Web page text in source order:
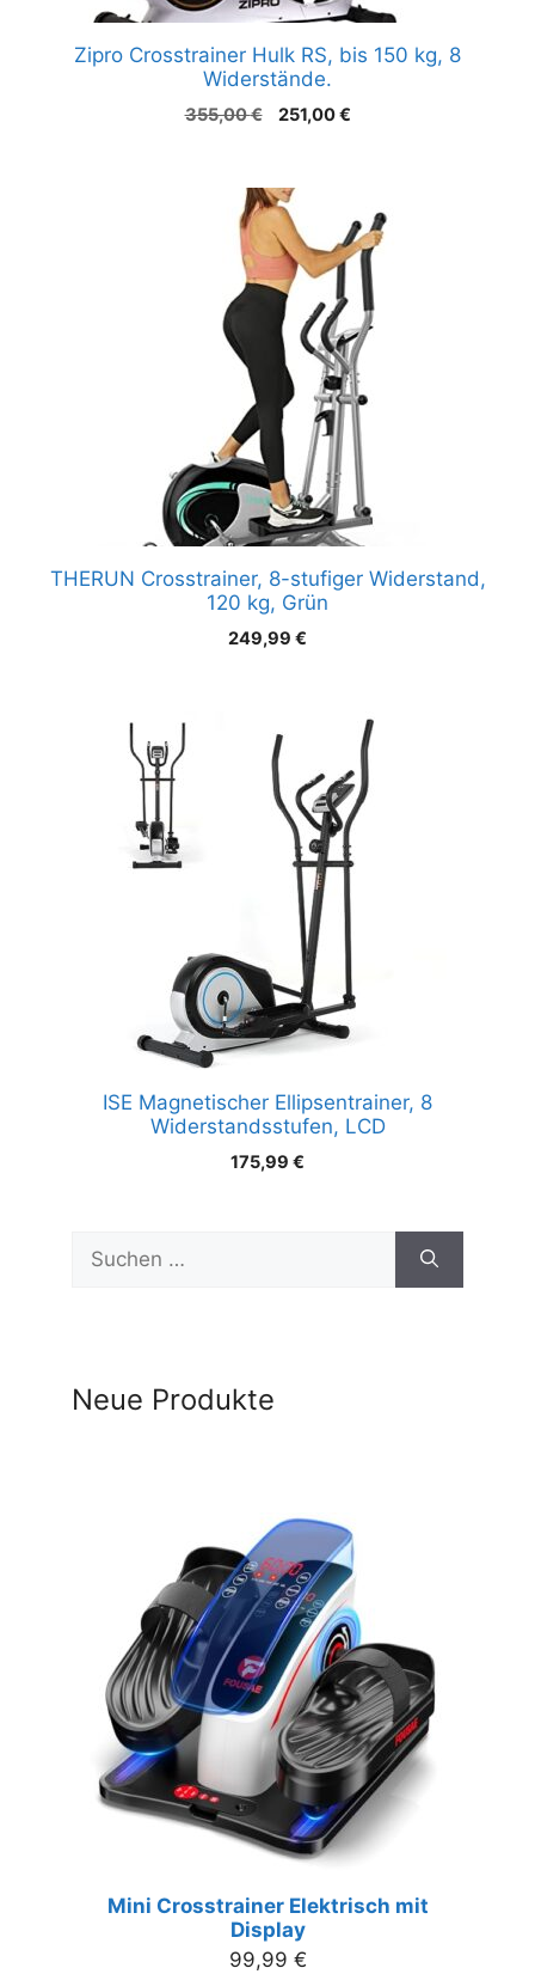
Zipro Crosstrainer Hulk RS, bis 150 kg, 8
Widerstände.
355,00€
Ursprünglicher
355,00 €
251,00€Aktueller
THERUN Crosstrainer, 8-stufiger Widerstand,
120 kg, Grün
249,99 €
ISE Magnetischer Ellipsentrainer, 8
Widerstandsstufen, LCD
175,99 €
nach:
Neue Produkte
Mini Crosstrainer Elektrisch mit
Display
99,99 €